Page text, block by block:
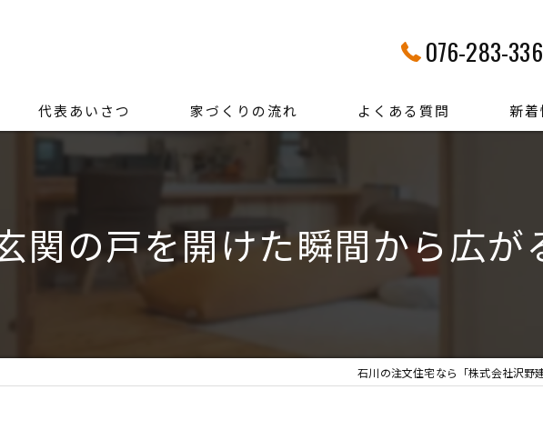
076-283-
代表あいさつ 家づくりの流れ よくある質問 新
関の戸を開けた瞬間から広が
石川の注文住宅なら「株式会社沢野